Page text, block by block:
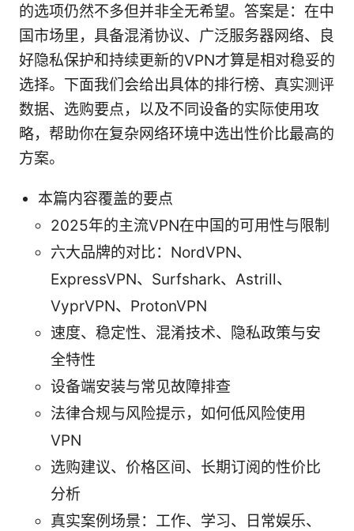
的选项仍然不多但并非全无希望。答案是：在中
国市场里，具备混淆协议、广泛服务器网络、良
好隐私保护和持续更新的VPN才算是相对稳妥的
选择。下面我们会给出具体的排行榜、真实测评
数据、选购要点，以及不同设备的实际使用攻
略，帮助你在复杂网络环境中选出性价比最高的
方案。
本篇内容覆盖的要点
2025年的主流VPN在中国的可用性与限制
六大品牌的对比：NordVPN、
ExpressVPN、Surfshark、Astrill、
VyprVPN、ProtonVPN
速度、稳定性、混淆技术、隐私政策与安
全特性
设备端安装与常见故障排查
法律合规与风险提示，如何低风险使用
VPN
选购建议、价格区间、长期订阅的性价比
分析
真实案例场景：工作、学习、日常娱乐、